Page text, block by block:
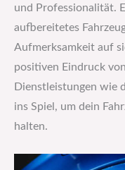
und Professionalität.
aufbereitetes
Aufmerksamkeit auf
positiven Eindruck
Dienstleistungen wie
ins Spiel, um dein
halten.